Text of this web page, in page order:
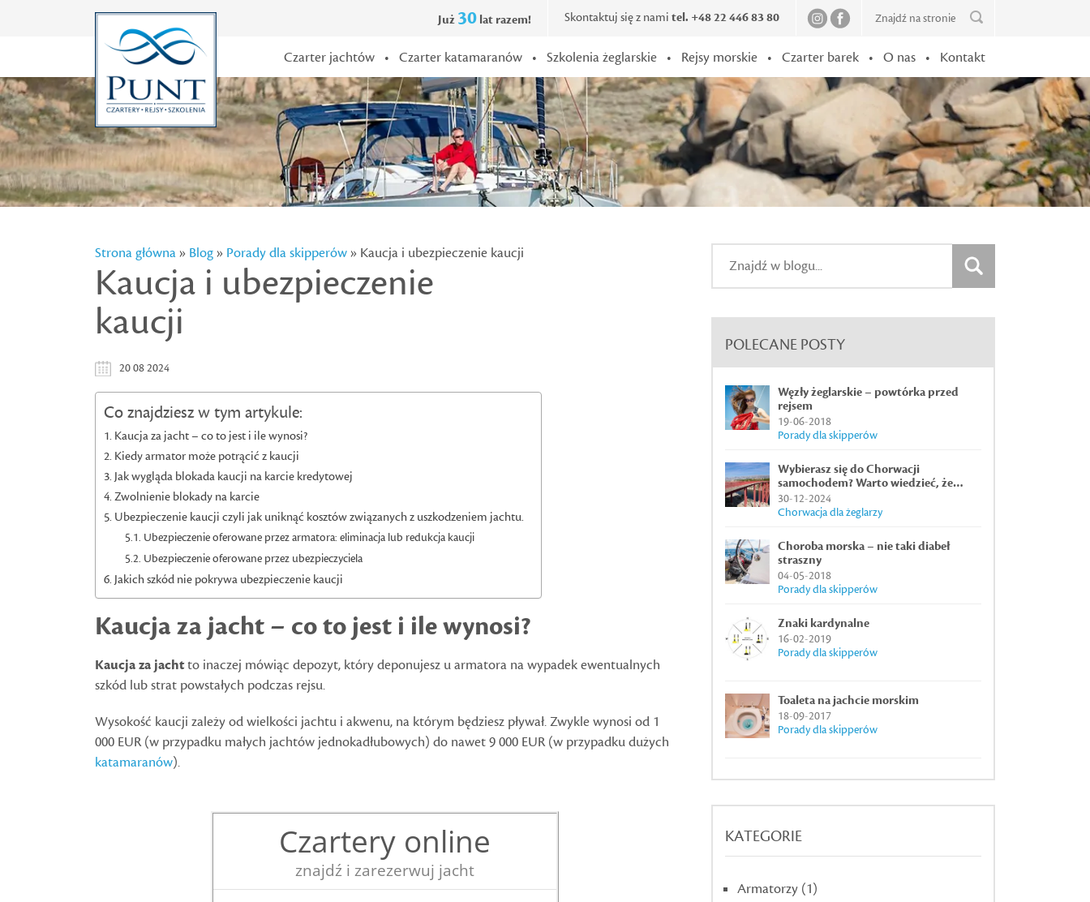
Skontaktuj się z nami tel. +48 22 446 83 80
Już 30 lat razem!
Czarter jachtów • Czarter katamaranów • Szkolenia żeglarskie • Rejsy morskie • Czarter barek • O nas • Kontakt
Strona główna» Blog» Porady dla skipperów» Kaucja i ubezpieczenie kaucji
Kaucja i ubezpieczenie
kaucji
20 08 2024
Co znajdziesz w tym artykule:
Kaucja za jacht – co to jest i ile wynosi?
Kiedy armator może potrącić z kaucji
Jak wygląda blokada kaucji na karcie kredytowej
Zwolnienie blokady na karcie
Ubezpieczenie kaucji czyli jak uniknąć kosztów związanych z uszkodzeniem jachtu.
Ubezpieczenie oferowane przez armatora: eliminacja lub redukcja kaucji
Ubezpieczenie oferowane przez ubezpieczyciela
Jakich szkód nie pokrywa ubezpieczenie kaucji
Kaucja za jacht – co to jest i ile wynosi?
Kaucja za jachtto inaczej mówiąc depozyt, który deponujesz u armatora na wypadek ewentualnych
szkód lub strat powstałych podczas rejsu.
Wysokość kaucji zależy od wielkości jachtu i akwenu, na którym będziesz pływał. Zwykle wynosi od 1
000 EUR (w przypadku małych jachtów jednokadłubowych) do nawet 9 000 EUR (w przypadku dużych
katamaranów).
POLECANE POSTY
Węzły żeglarskie – powtórka przed
rejsem
19-06-2018
Porady dla skipperów
Wybierasz się do Chorwacji
samochodem? Warto wiedzieć, że…
30-12-2024
Chorwacja dla żeglarzy
Choroba morska – nie taki diabeł
straszny
04-05-2018
Porady dla skipperów
Znaki kardynalne
16-02-2019
Porady dla skipperów
Toaleta na jachcie morskim
18-09-2017
Porady dla skipperów
KATEGORIE
Armatorzy (1)